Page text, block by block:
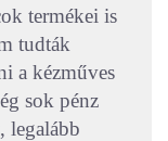
termékei is
tudták
a kézműves
sok pénz
legalább